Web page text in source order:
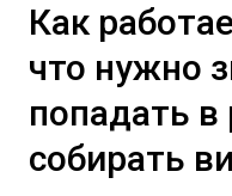
Как
что нужно
попадать
собирать